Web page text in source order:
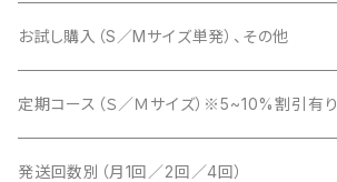
お試し購入（S／Mサイズ単発）、その他
定期コース（Ｓ／Ｍサイズ）※5~10%割引有り
Ｓサイズ（月1回／2回／4回）
発送回数別（月1回／2回／4回）